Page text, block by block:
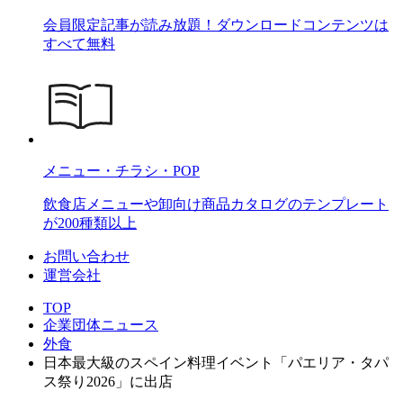
会員限定記事が読み放題！ダウンロードコンテンツは
すべて無料
メニュー・チラシ・POP
飲食店メニューや卸向け商品カタログのテンプレート
が200種類以上
お問い合わせ
運営会社
TOP
企業団体ニュース
外食
日本最大級のスペイン料理イベント「パエリア・タパ
ス祭り2026」に出店